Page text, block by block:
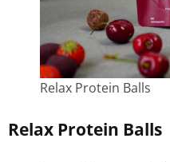
Relax Protein Balls
Relax Protein Balls